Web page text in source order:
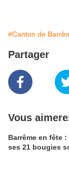
#Canton de
Partager
Vous
Barrême en fête
ses 21 bougies